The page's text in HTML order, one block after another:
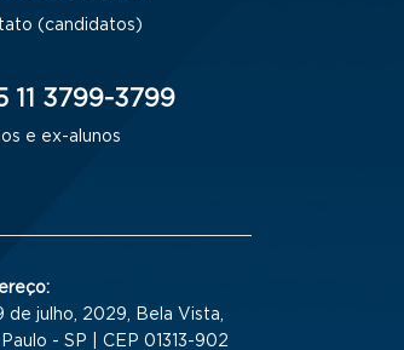
(candidatos)
11 3799-3799
e ex-alunos
de julho, 2029, Bela Vista,
- SP | CEP 01313-902